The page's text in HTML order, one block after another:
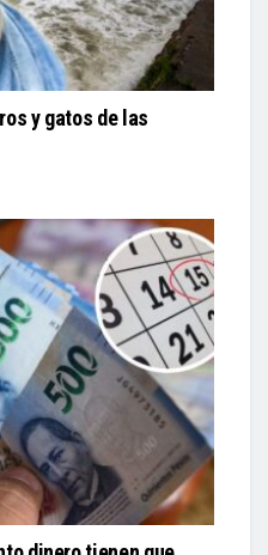
y gatos de las